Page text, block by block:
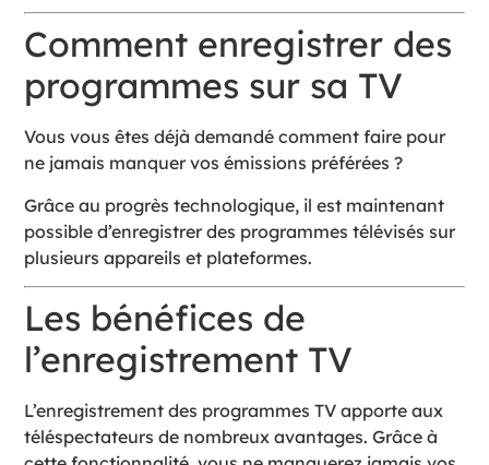
Comment enregistrer des
programmes sur sa TV
Vous vous êtes déjà demandé comment faire pour
ne jamais manquer vos émissions préférées ?
Grâce au progrès technologique, il est maintenant
possible d’enregistrer des programmes télévisés sur
plusieurs appareils et plateformes.
Les bénéfices de
l’enregistrement TV
L’enregistrement des programmes TV apporte aux
téléspectateurs de nombreux avantages. Grâce à